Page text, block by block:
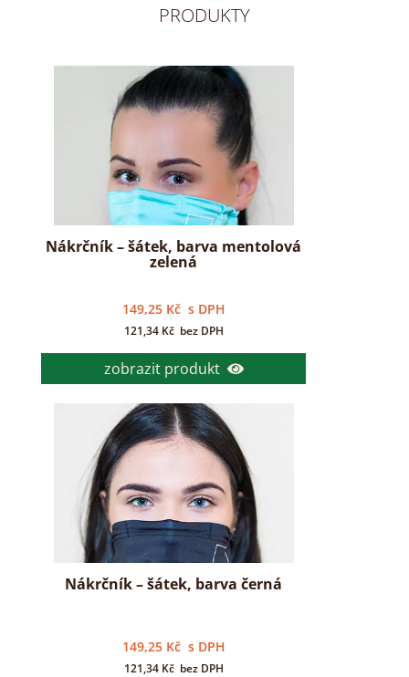
PRODUKTY
Nákrčník – šátek, barva mentolová
zelená
149,25 Kč s DPH
121,34 Kč bez DPH
zobrazit produkt
Nákrčník – šátek, barva černá
149,25 Kč s DPH
121,34 Kč bez DPH